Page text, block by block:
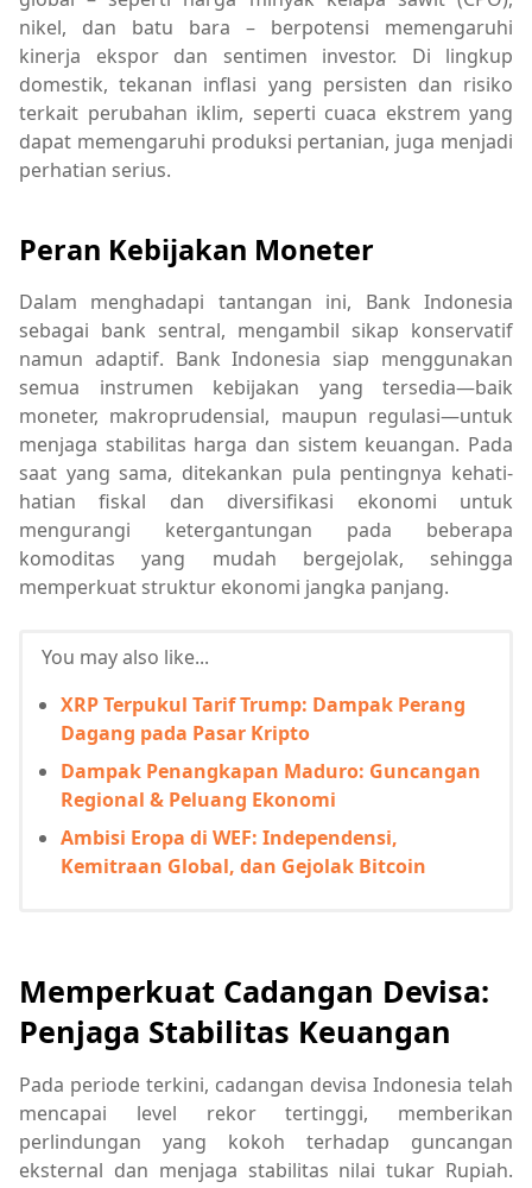
nikel, dan batu bara – berpotensi memengaruhi
kinerja ekspor dan sentimen investor. Di lingkup
domestik, tekanan inflasi yang persisten dan risiko
terkait perubahan iklim, seperti cuaca ekstrem yang
dapat memengaruhi produksi pertanian, juga menjadi
perhatian serius.
Peran Kebijakan Moneter
Dalam menghadapi tantangan ini, Bank Indonesia
sebagai bank sentral, mengambil sikap konservatif
namun adaptif. Bank Indonesia siap menggunakan
semua instrumen kebijakan yang tersedia—baik
moneter, makroprudensial, maupun regulasi—untuk
menjaga stabilitas harga dan sistem keuangan. Pada
saat yang sama, ditekankan pula pentingnya kehati-
hatian fiskal dan diversifikasi ekonomi untuk
mengurangi ketergantungan pada beberapa
komoditas yang mudah bergejolak, sehingga
memperkuat struktur ekonomi jangka panjang.
You may also like...
XRP Terpukul Tarif Trump: Dampak Perang
Dagang pada Pasar Kripto
Dampak Penangkapan Maduro: Guncangan
Regional & Peluang Ekonomi
Ambisi Eropa di WEF: Independensi,
Kemitraan Global, dan Gejolak Bitcoin
Memperkuat Cadangan Devisa:
Penjaga Stabilitas Keuangan
Pada periode terkini, cadangan devisa Indonesia telah
mencapai level rekor tertinggi, memberikan
perlindungan yang kokoh terhadap guncangan
eksternal dan menjaga stabilitas nilai tukar Rupiah.